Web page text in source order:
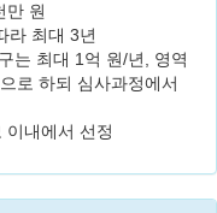
만 원
라 최대 3년
는 최대 1억 원/년, 영역
로 하되 심사과정에서
이내에서 선정